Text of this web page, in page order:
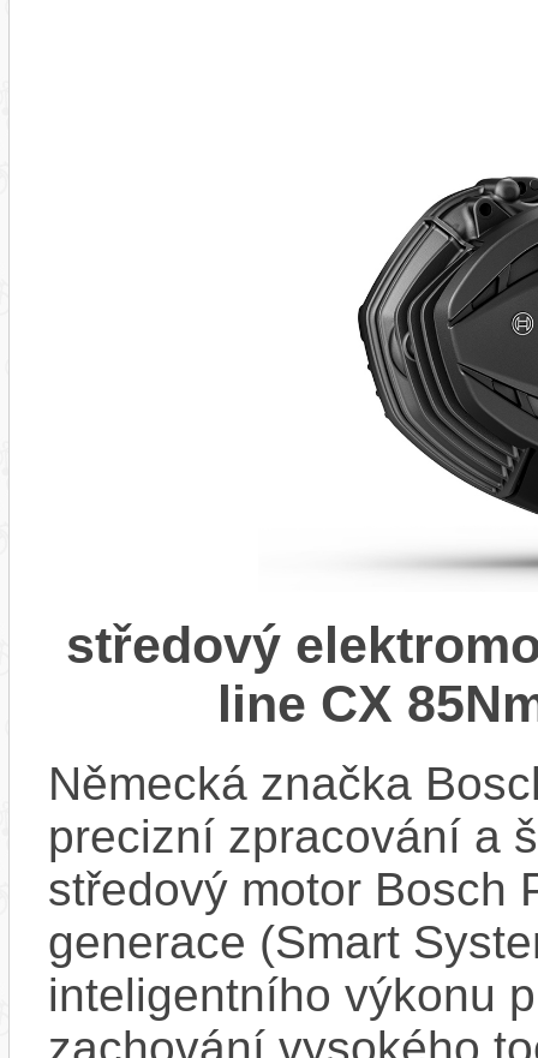
středový
line CX
Německá značka
precizní zpracování a
středový motor Bosch
generace (Smart
inteligentního výkonu